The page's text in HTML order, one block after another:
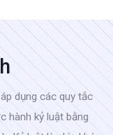
dụng các quy tắc
hành kỷ luật bằng